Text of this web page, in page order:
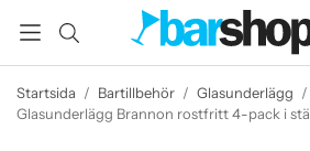
Startsida / Bartillbehör / Glasunderlägg /
Glasunderlägg Brannon rostfritt 4-pack i